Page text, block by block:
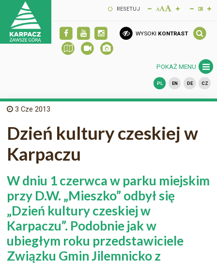
RESETUJ
WYSOKI KONTRAST
POKAŻ MENU
PL EN DE CZ
3 Cze 2013
Dzień kultury czeskiej w
Karpaczu
W dniu 1 czerwca w parku miejskim
przy D.W. „Mieszko” odbył się
„Dzień kultury czeskiej w
Karpaczu”. Podobnie jak w
ubiegłym roku przedstawiciele
Związku Gmin Jilemnicko z